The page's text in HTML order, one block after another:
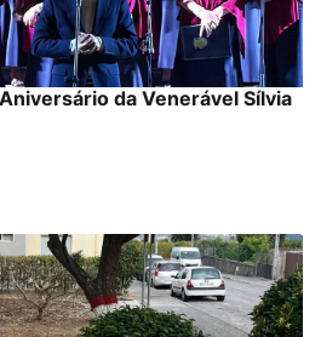
Aniversário da Venerável Sílvia